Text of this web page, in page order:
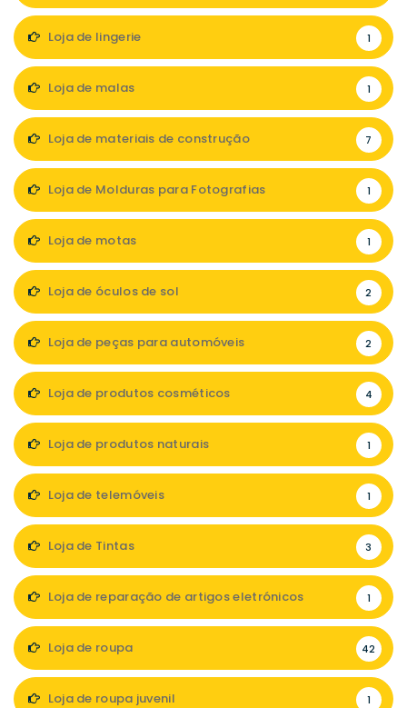
Loja de lingerie 1
Loja de malas 1
Loja de materiais de construção 7
Loja de Molduras para Fotografias 1
Loja de motas 1
Loja de óculos de sol 2
Loja de peças para automóveis 2
Loja de produtos cosméticos 4
Loja de produtos naturais 1
Loja de telemóveis 1
Loja de Tintas 3
Loja de reparação de artigos eletrónicos 1
Loja de roupa 42
Loja de roupa juvenil 1